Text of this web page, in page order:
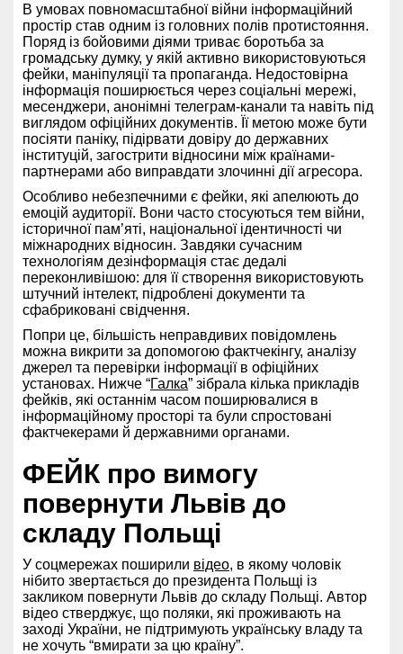
В умовах повномасштабної війни інформаційний
простір став одним із головних полів протистояння.
Поряд із бойовими діями триває боротьба за
громадську думку, у якій активно використовуються
фейки, маніпуляції та пропаганда. Недостовірна
інформація поширюється через соціальні мережі,
месенджери, анонімні телеграм-канали та навіть під
виглядом офіційних документів. Її метою може бути
посіяти паніку, підірвати довіру до державних
інституцій, загострити відносини між країнами-
партнерами або виправдати злочинні дії агресора.
Особливо небезпечними є фейки, які апелюють до
емоцій аудиторії. Вони часто стосуються тем війни,
історичної пам’яті, національної ідентичності чи
міжнародних відносин. Завдяки сучасним
технологіям дезінформація стає дедалі
переконливішою: для її створення використовують
штучний інтелект, підроблені документи та
сфабриковані свідчення.
Попри це, більшість неправдивих повідомлень
можна викрити за допомогою фактчекінгу, аналізу
джерел та перевірки інформації в офіційних
установах. Нижче “Галка” зібрала кілька прикладів
фейків, які останнім часом поширювалися в
інформаційному просторі та були спростовані
фактчекерами й державними органами.
ФЕЙК про вимогу
повернути Львів до
складу Польщі
У соцмережах поширили відео, в якому чоловік
нібито звертається до президента Польщі із
закликом повернути Львів до складу Польщі. Автор
відео стверджує, що поляки, які проживають на
заході України, не підтримують українську владу та
не хочуть “вмирати за цю країну”.